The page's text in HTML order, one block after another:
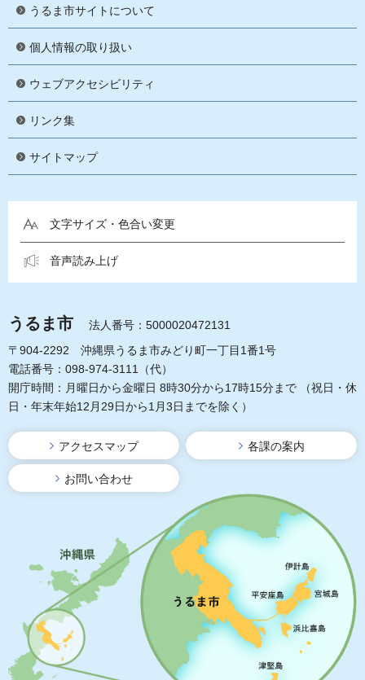
うるま市サイトについて
個人情報の取り扱い
ウェブアクセシビリティ
リンク集
サイトマップ
文字サイズ・色合い変更
音声読み上げ
うるま市
法人番号：5000020472131
〒904-2292 沖縄県うるま市みどり町一丁目1番1号
電話番号：098-974-3111（代）
開庁時間：月曜日から金曜日 8時30分から17時15分まで
（祝日・休
日・年末年始12月29日から1月3日までを除く）
アクセスマップ 各課の案内
お問い合わせ